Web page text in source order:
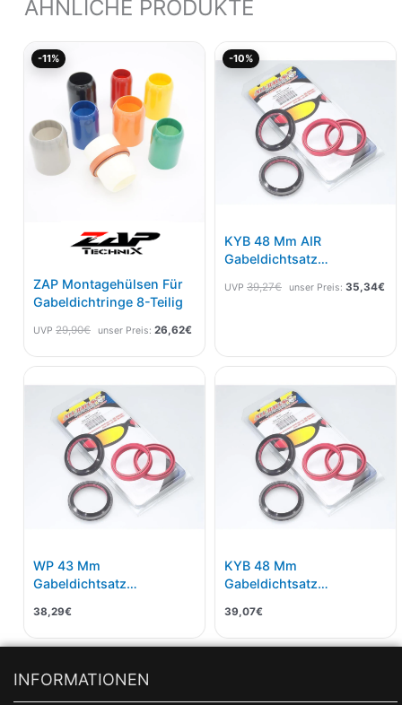
ÄHNLICHE PRODUKTE
-11%
ZAP Montagehülsen Für
Gabeldichtringe 8-Teilig
UVP 29,90€
war:
29,90€
unser Preis: 26,62€
Aktueller
Preis
-10%
KYB 48 Mm AIR
Gabeldichtsatz
Honda CRF450R 13-16,
UVP 39,27€
Preis
war:
39,27€
unser Preis: 35,34€
WP 43 Mm
Gabeldichtsatz
Simmerringkit
38,29€
KYB 48 Mm
Gabeldichtsatz
39,07€
INFORMATIONEN